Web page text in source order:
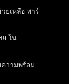
ยเหลือ พาร์
ย ใน
ความพร้อม